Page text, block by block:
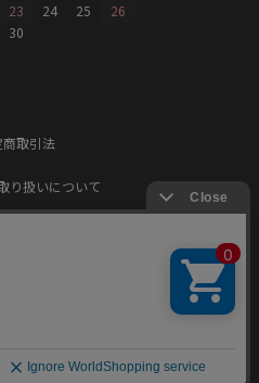
23 24 25
26
30
商取引法
り扱いについて